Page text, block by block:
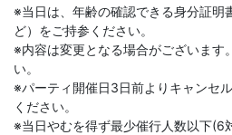
※当日は、年齢の確認できる身分証明
ど）をご持参ください。
※内容は変更となる場合がございます
い。
※パーティ開催日3日前よりキャンセ
ください。
※当日やむを得ず最少催行人数以下(6